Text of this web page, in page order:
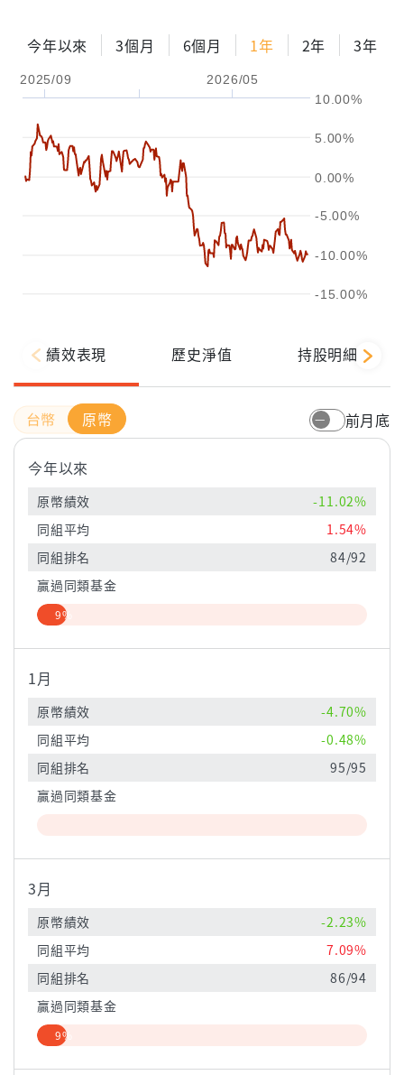
今年以來 3個月 6個月 1年 2年 3年
2025/09 2026/05
-15.00%
-10.00%
-5.00%
0.00%
5.00%
10.00%
績效表現 歷史淨值 持股明細
原幣 前月底
今年以來
原幣績效
-11.02%
同組平均
1.54%
同組排名
84/92
贏過同類基金
9%
1月
原幣績效
-4.70%
同組平均
-0.48%
同組排名
95/95
贏過同類基金
3月
原幣績效
-2.23%
同組平均
7.09%
同組排名
86/94
贏過同類基金
9%